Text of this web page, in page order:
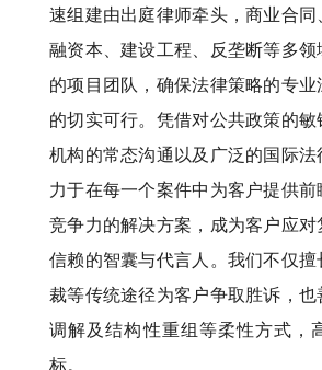
速组建由出庭律师牵头，商业合同
融资本、建设工程、反垄断等多
的项目团队，确保法律策略的专业
的切实可行。凭借对公共政策的敏
机构的常态沟通以及广泛的国际
力于在每一个案件中为客户提供
竞争力的解决方案，成为客户应
信赖的智囊与代言人。我们不仅擅
裁等传统途径为客户争取胜诉，也
调解及结构性重组等柔性方式，
标。